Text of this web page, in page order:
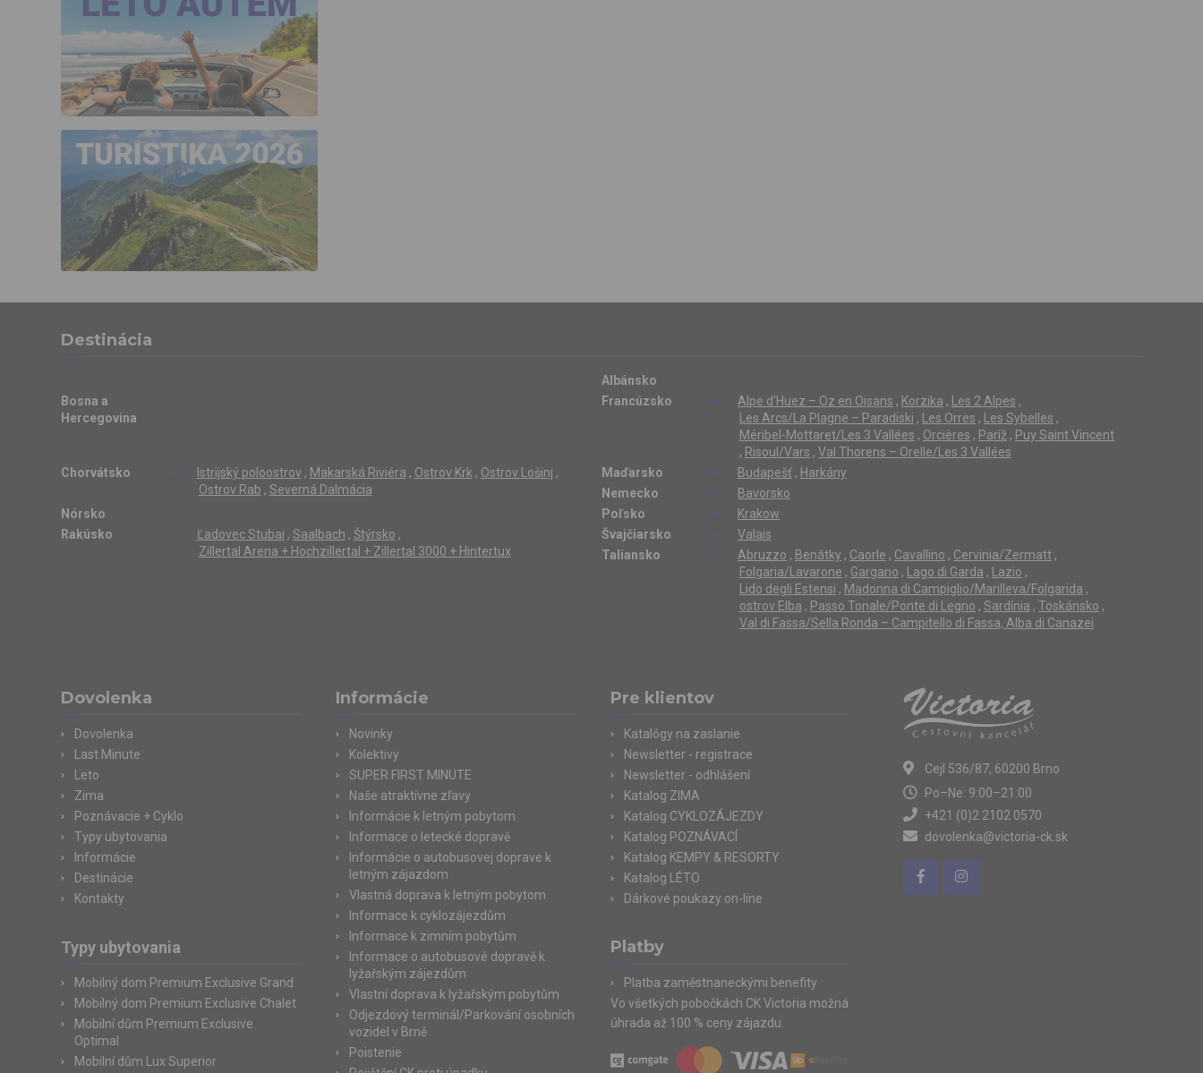
Destinácia
Albánsko
Bosna a
Hercegovina
Francúzsko Alpe d'Huez – Oz en Oisans , Korzika , Les 2 Alpes ,
Les Arcs/La Plagne – Paradiski , Les Orres , Les Sybelles ,
Méribel-Mottaret/Les 3 Vallées , Orcières , Paríž , Puy Saint Vincent
, Risoul/Vars , Val Thorens – Orelle/Les 3 Vallées
Chorvátsko
Istrijský poloostrov , Makarská Riviéra , Ostrov Krk, Ostrov Lošinj ,
Ostrov Rab , Severná Dalmácia
Maďarsko Budapešť , Harkány
Nemecko
Bavorsko
Nórsko
Poľsko
Krakow
Rakúsko
Ľadovec Stubai , Saalbach , Štýrsko ,
Zillertal Arena + Hochzillertal + Zillertal 3000 + Hintertux
Švajčiarsko
Valais
Taliansko
Abruzzo , Benátky , Caorle , Cavallino , Cervinia/Zermatt ,
Folgaria/Lavarone , Gargano , Lago di Garda , Lazio ,
Lido degli Estensi , Madonna di Campiglio/Marilleva/Folgarida ,
ostrov Elba , Passo Tonale/Ponte di Legno , Sardínia , Toskánsko ,
Val di Fassa/Sella Ronda – Campitello di Fassa, Alba di Canazei
Dovolenka
Dovolenka
Last Minute
Leto
Zima
Poznávacie + Cyklo
Typy ubytovania
Informácie
Destinácie
Kontakty
Typy ubytovania
Mobilný dom Premium Exclusive Grand
Mobilný dom Premium Exclusive Chalet
Mobilní dům Premium Exclusive
Optimal
Mobilní dům Lux Superior
Informácie
Novinky
Kolektivy
SUPER FIRST MINUTE
Naše atraktívne zľavy
Informácie k letným pobytom
Informace o letecké dopravě
Informácie o autobusovej doprave k
letným zájazdom
Vlastná doprava k letným pobytom
Informace k cyklozájezdům
Informace k zimním pobytům
Informace o autobusové dopravě k
lyžařským zájezdům
Vlastní doprava k lyžařským pobytům
Odjezdový terminál/Parkování osobních
vozidel v Brně
Poistenie
Pre klientov
Katalógy na zaslanie
Newsletter - registrace
Newsletter - odhlášení
Katalog ZIMA
Katalog CYKLOZÁJEZDY
Katalog POZNÁVACÍ
Katalog KEMPY & RESORTY
Katalog LÉTO
Dárkové poukazy on-line
Platby
Platba zaměstnaneckými benefity
Vo všetkých pobočkách CK Victoria možná
úhrada až 100 % ceny zájazdu.
Cejl 536/87, 60200 Brno
Po–Ne: 9:00–21:00
+421 (0)2 2102 0570
dovolenka@victoria-ck.sk